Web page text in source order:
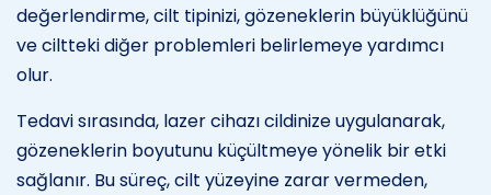
değerlendirme, cilt tipinizi, gözeneklerin büyüklüğünü
ve ciltteki diğer problemleri belirlemeye yardımcı
olur.
Tedavi sırasında, lazer cihazı cildinize uygulanarak,
gözeneklerin boyutunu küçültmeye yönelik bir etki
sağlanır. Bu süreç, cilt yüzeyine zarar vermeden,